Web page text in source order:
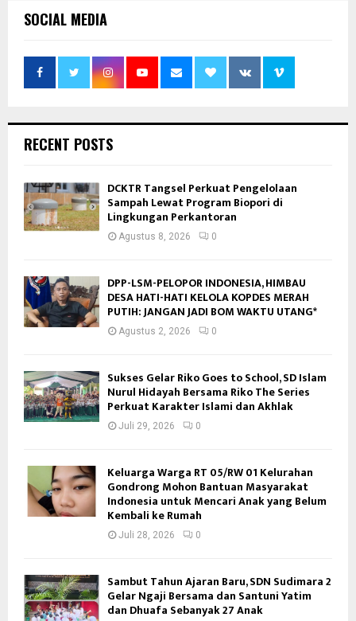
SOCIAL MEDIA
RECENT POSTS
DCKTR Tangsel Perkuat Pengelolaan
Sampah Lewat Program Biopori di
Lingkungan Perkantoran
Agustus 8, 2026 0
DPP-LSM-PELOPOR INDONESIA, HIMBAU
DESA HATI-HATI KELOLA KOPDES MERAH
PUTIH: JANGAN JADI BOM WAKTU UTANG*
Agustus 2, 2026 0
Sukses Gelar Riko Goes to School, SD Islam
Nurul Hidayah Bersama Riko The Series
Perkuat Karakter Islami dan Akhlak
Juli 29, 2026 0
Keluarga Warga RT 05/RW 01 Kelurahan
Gondrong Mohon Bantuan Masyarakat
Indonesia untuk Mencari Anak yang Belum
Kembali ke Rumah
Juli 28, 2026 0
Sambut Tahun Ajaran Baru, SDN Sudimara 2
Gelar Ngaji Bersama dan Santuni Yatim
dan Dhuafa Sebanyak 27 Anak